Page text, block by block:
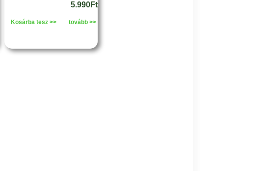
5.990Ft
Kosárba tesz >> tovább >>